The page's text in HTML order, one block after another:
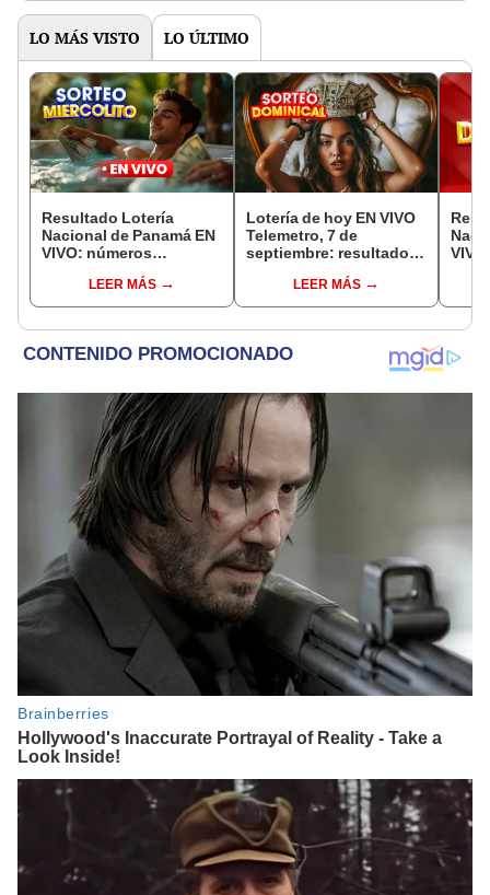
LO MÁS VISTO LO ÚLTIMO
Resultado Lotería
Nacional de Panamá EN
VIVO: números
de hoy, Sorteo
Miercolito, vía Telemetro
LEER MÁS
Lotería de hoy EN VIVO
Telemetro, 7 de
septiembre: resultados
Panamá vía TVN
LEER MÁS